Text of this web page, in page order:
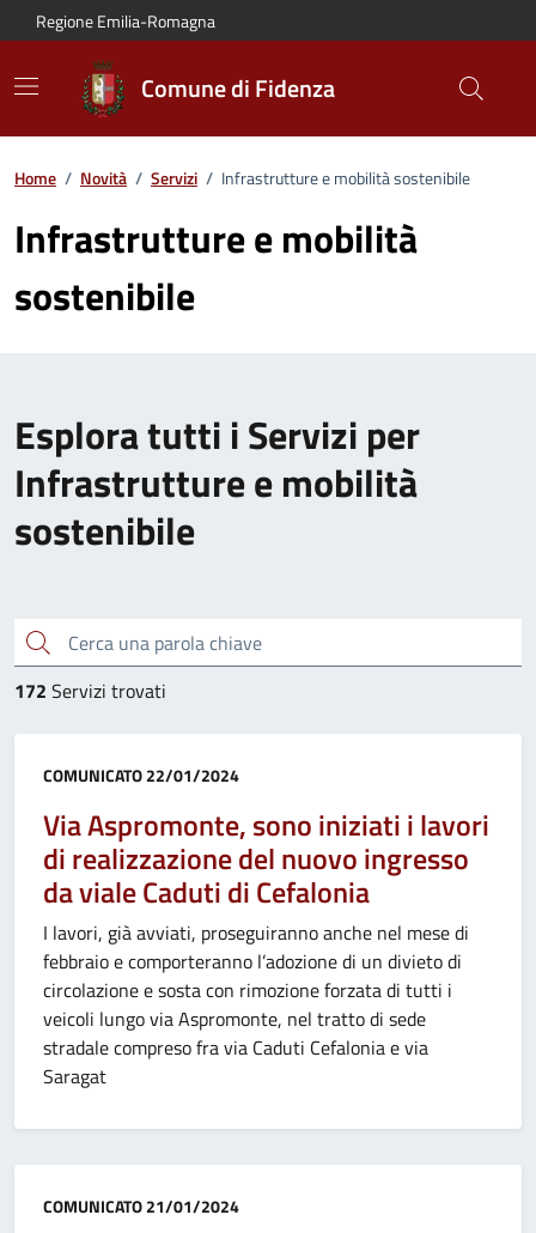
Vai al contenuto principale
Vai alla navigazione del sito
Vai al piede di pagina
Regione Emilia-Romagna
Comune di Fidenza
Home / Novità / Servizi / Infrastrutture e mobilità sostenibile
Infrastrutture e mobilità
sostenibile
Esplora tutti i Servizi per
Infrastrutture e mobilità
sostenibile
Cerca una parola chiave
172 Servizi trovati
Categoria:
COMUNICATO22/01/2024
Via Aspromonte, sono iniziati i lavori
di realizzazione del nuovo ingresso
da viale Caduti di Cefalonia
I lavori, già avviati, proseguiranno anche nel mese di
febbraio e comporteranno l’adozione di un divieto di
circolazione e sosta con rimozione forzata di tutti i
veicoli lungo via Aspromonte, nel tratto di sede
stradale compreso fra via Caduti Cefalonia e via
Saragat
Categoria:
COMUNICATO21/01/2024